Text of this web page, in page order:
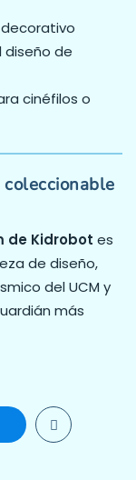
diseño de
cinéfilos o
de Kidrobot es
de diseño,
del UCM y
más